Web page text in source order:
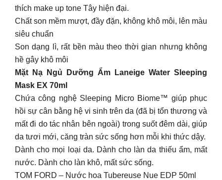
thích make up tone Tây hiện đại.
Chất son mềm mượt, đầy đặn, không khô môi, lên màu
siêu chuẩn
Son dạng lì, rất bền màu theo thời gian nhưng không
hề gây khô môi
Mặt Nạ Ngủ Dưỡng Ẩm Laneige Water Sleeping
Mask EX 70ml
Chứa công nghệ Sleeping Micro Biome™ giúp phục
hồi sự cân bằng hệ vi sinh trên da (đã bị tổn thương và
mất đi do tác nhân bên ngoài) trong suốt đêm dài, giúp
da tươi mới, căng tràn sức sống hơn mỗi khi thức dậy.
Dành cho mọi loại da. Dành cho làn da thiếu ẩm, mất
nước. Dành cho làn khô, mất sức sống.
TOM FORD – Nước hoa Tubereuse Nue EDP 50ml